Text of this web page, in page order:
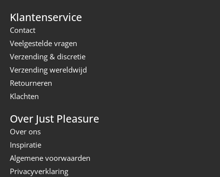
Klantenservice
Contact
Veelgestelde vragen
Verzending & discretie
Verzending wereldwijd
Retourneren
Klachten
Over Just Pleasure
Over ons
Inspiratie
Algemene voorwaarden
Privacyverklaring